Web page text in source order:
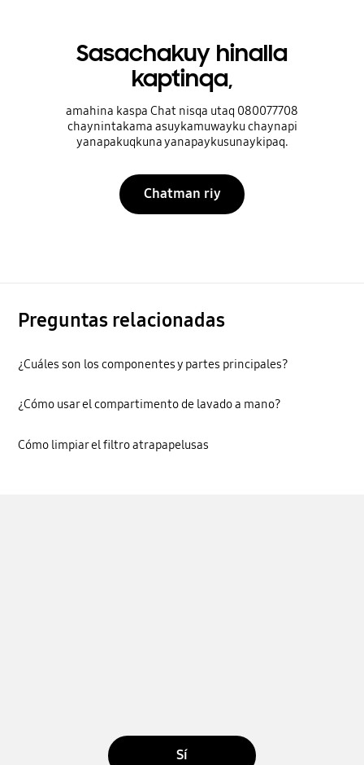
Sasachakuy hinalla
kaptinqa,
amahina kaspa Chat nisqa utaq 080077708
chaynintakama asuykamuwayku chaynapi
yanapakuqkuna yanapaykusunaykipaq.
Chatman riy
Preguntas relacionadas
¿Cuáles son los componentes y partes principales?
¿Cómo usar el compartimento de lavado a mano?
Cómo limpiar el filtro atrapapelusas
Sí